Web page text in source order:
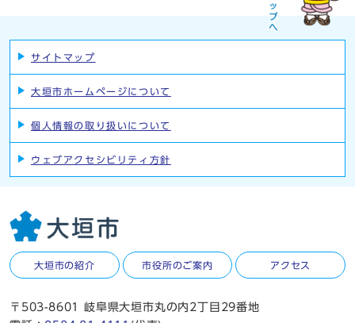
サイトマップ
大垣市ホームページについて
個人情報の取り扱いについて
ウェブアクセシビリティ方針
大垣市の紹介 市役所のご案内 アクセス
〒503-8601 岐阜県大垣市丸の内2丁目29番地